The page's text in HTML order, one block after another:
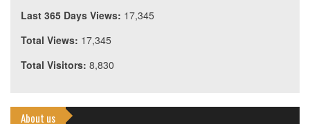
Last 365 Days Views: 17,345
Total Views: 17,345
Total Visitors: 8,830
About us